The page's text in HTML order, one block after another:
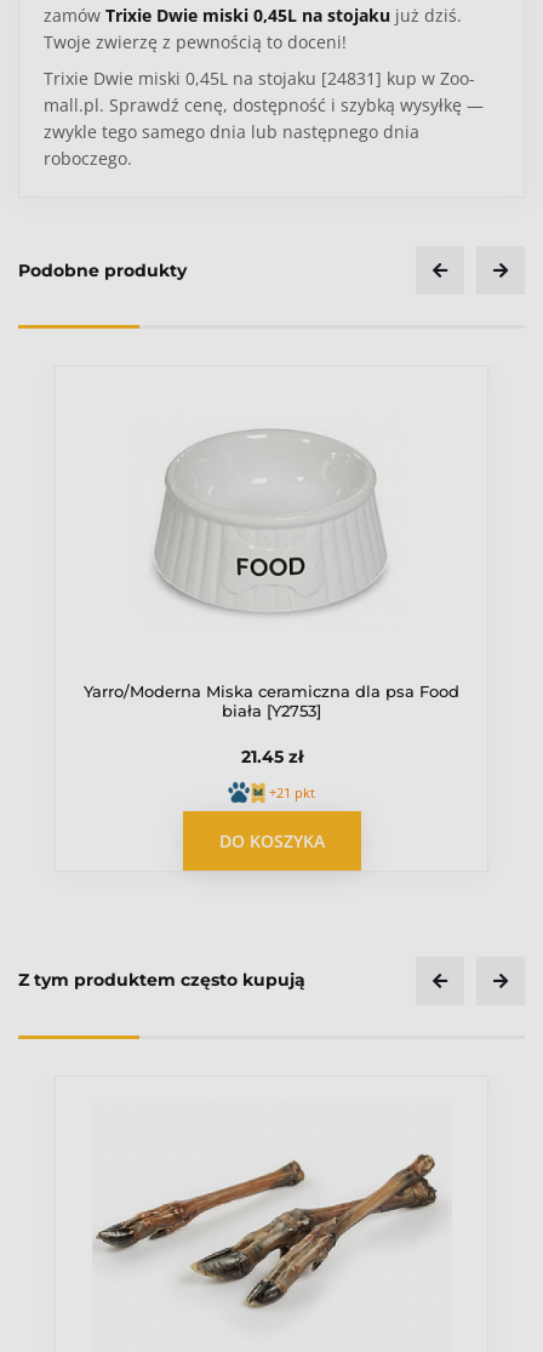
zamów Trixie Dwie miski 0,45L na stojaku już dziś.
Twoje zwierzę z pewnością to doceni!
Trixie Dwie miski 0,45L na stojaku [24831] kup w Zoo-
mall.pl. Sprawdź cenę, dostępność i szybką wysyłkę —
zwykle tego samego dnia lub następnego dnia
roboczego.
OPUBLIKUJ OPINIĘ
Podobne produkty
Yarro/Moderna Miska ceramiczna dla psa Food
biała [Y2753]
21.45 zł
+21 pkt
DO KOSZYKA
Z tym produktem często kupują